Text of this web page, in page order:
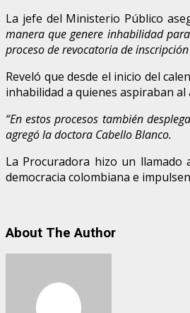
La jefe del Ministerio Público
manera que genere inhabilidad
proceso de revocatoria de
Reveló que desde el inicio del
inhabilidad a quienes aspiraban
“En estos procesos también
agregó la doctora Cabello Blanco.
La Procuradora hizo un llamado
democracia colombiana e
About The Author